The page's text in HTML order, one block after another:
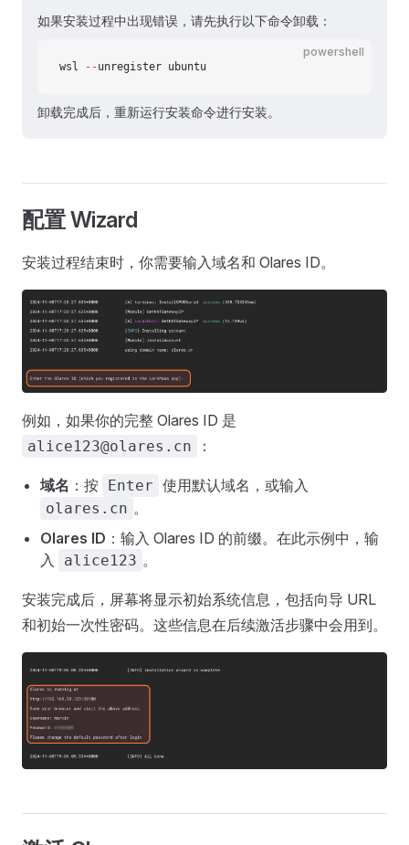
如果安装过程中出现错误，请先执行以下命令卸载：
powershell
wsl --unregister ubuntu
卸载完成后，重新运行安装命令进行安装。
配置 Wizard
安装过程结束时，你需要输入域名和 Olares ID。
例如，如果你的完整 Olares ID 是
alice123@olares.cn ：
域名 ：按 Enter 使用默认域名，或输入
olares.cn 。
Olares ID ：输入 Olares ID 的前缀。在此示例中，输
入
alice123 。
安装完成后，屏幕将显示初始系统信息，包括向导 URL
和初始一次性密码。这些信息在后续激活步骤中会用到。